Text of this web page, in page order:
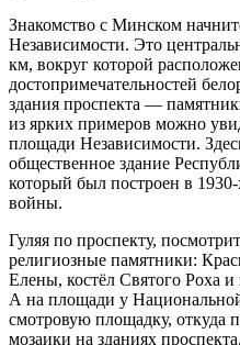
Знакомство с Минском
Независимости. Это
км, вокруг которой
достопримечательностей
здания проспекта —
из ярких примеров можно
площади Независимости.
общественное здание
который был построен в
войны.
Гуляя по проспекту,
религиозные памятники:
Елены, костёл Святого Роха
А на площади у
смотровую площадку, откуда
мозаики на зданиях